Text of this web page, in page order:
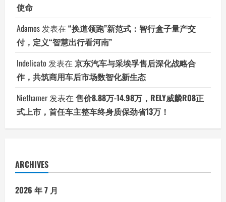
使命
Adamos发表在 “换道领跑”新范式：智行盒子量产交
付，定义“智慧出行看河南”
Indelicato 发表在 京东汽车与采埃孚售后深化战略合
作，共筑商用车后市场数智化新生态
Niethamer发表在 售价8.88万-14.98万，RELY威麟R08正
式上市，首任车主整车终身质保劲省13万！
ARCHIVES
2026 年 7 月